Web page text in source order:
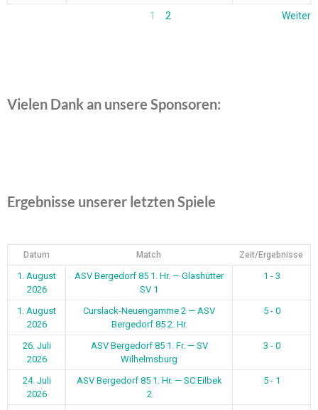
1 2 Weiter
Vielen Dank an unsere Sponsoren:
Ergebnisse unserer letzten Spiele
Datum Match Zeit/Ergebnisse
1. August
2026
ASV Bergedorf 85 1. Hr. — Glashütter
SV 1
1 - 3
1. August
2026
Curslack-Neuengamme 2 — ASV
Bergedorf 85 2. Hr.
5 - 0
26. Juli
2026
ASV Bergedorf 85 1. Fr. — SV
Wilhelmsburg
3 - 0
24. Juli
2026
ASV Bergedorf 85 1. Hr. — SC Eilbek
2
5 - 1